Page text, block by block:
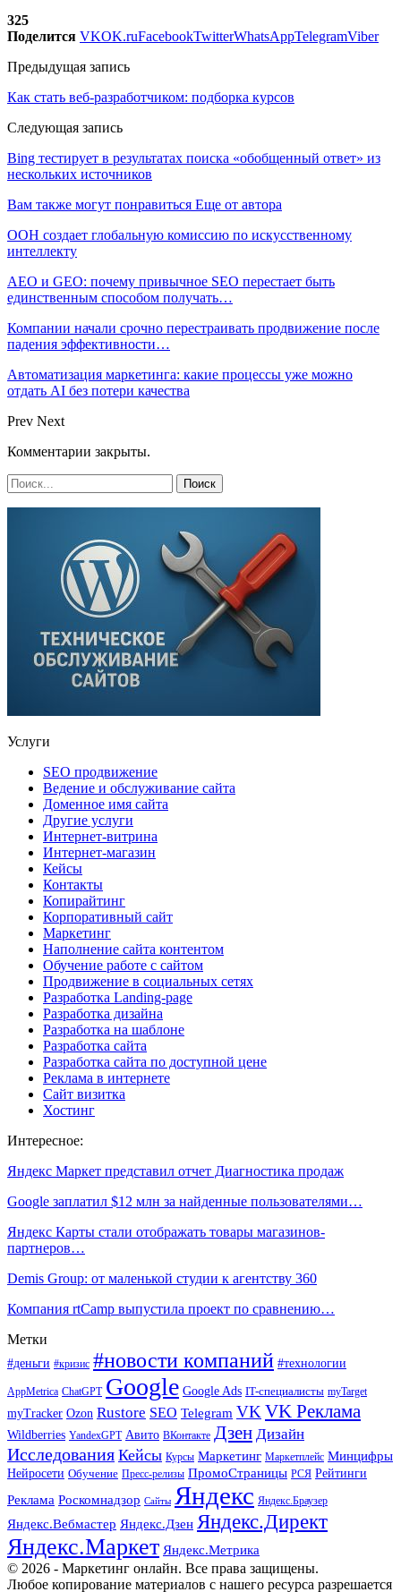
325
Поделится VKOK.ruFacebookTwitterWhatsAppTelegramViber
Предыдущая запись
Как стать веб-разработчиком: подборка курсов
Следующая запись
Bing тестирует в результатах поиска «обобщенный ответ» из
нескольких источников
Вам также могут понравиться Еще от автора
ООН создает глобальную комиссию по искусственному
интеллекту
AEO и GEO: почему привычное SEO перестает быть
единственным способом получать…
Компании начали срочно перестраивать продвижение после
падения эффективности…
Автоматизация маркетинга: какие процессы уже можно
отдать AI без потери качества
Prev Next
Комментарии закрыты.
Услуги
SEO продвижение
Ведение и обслуживание сайта
Доменное имя сайта
Другие услуги
Интернет-витрина
Интернет-магазин
Кейсы
Контакты
Копирайтинг
Корпоративный сайт
Маркетинг
Наполнение сайта контентом
Обучение работе с сайтом
Продвижение в социальных сетях
Разработка Landing-page
Разработка дизайна
Разработка на шаблоне
Разработка сайта
Разработка сайта по доступной цене
Реклама в интернете
Сайт визитка
Хостинг
Интересное:
Яндекс Маркет представил отчет Диагностика продаж
Google заплатил $12 млн за найденные пользователями…
Яндекс Карты стали отображать товары магазинов-
партнеров…
Demis Group: от маленькой студии к агентству 360
Компания rtCamp выпустила проект по сравнению…
Метки
#деньги #кризис #новости компаний #технологии
AppMetrica ChatGPT Google Google Ads IT-специалисты myTarget
myTracker Ozon Rustore SEO Telegram VK VK Реклама
Wildberries YandexGPT Авито ВКонтакте Дзен Дизайн
Исследования Кейсы Курсы Маркетинг Маркетплейс Минцифры
Нейросети Обучение Пресс-релизы ПромоСтраницы РСЯ Рейтинги
Реклама Роскомнадзор Сайты Яндекс Яндекс.Браузер
Яндекс.Вебмастер Яндекс.Дзен Яндекс.Директ
Яндекс.Маркет Яндекс.Метрика
© 2026 - Маркетинг онлайн. Все права защищены.
Любое копирование материалов с нашего ресурса разрешается